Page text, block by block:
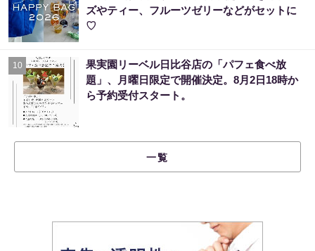
ズやティー、フルーツゼリーなどがセットに
♡
10
果実園リーベル日比谷店の「パフェ食べ放
題」、月曜日限定で開催決定。8月2日18時か
ら予約受付スタート。
一覧